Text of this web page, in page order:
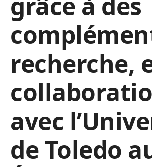
recherche,
avec
de Toledo